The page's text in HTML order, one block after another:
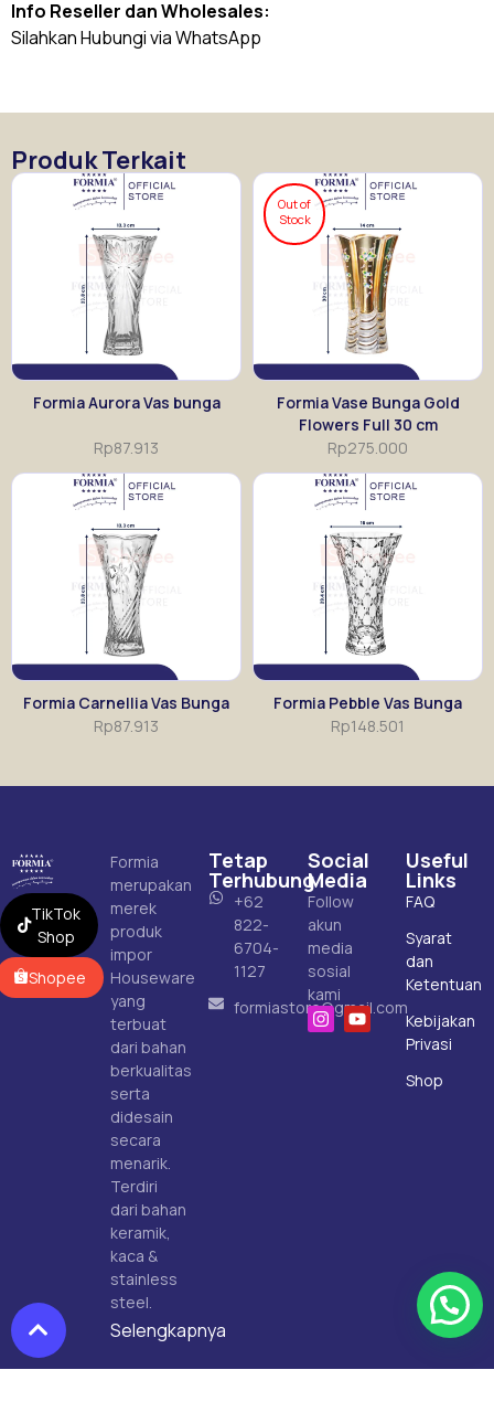
Info Reseller dan Wholesales:
Silahkan Hubungi via WhatsApp
Produk Terkait
Formia Aurora Vas bunga
Rp87.913
Out of
Stock
Formia Vase Bunga Gold
Flowers Full 30 cm
Rp275.000
Formia Carnellia Vas Bunga
Rp87.913
Formia Pebble Vas Bunga
Rp148.501
TikTok
Shop
Shopee
Formia
merupakan
merek
produk
impor
Houseware
yang
terbuat
dari bahan
berkualitas
serta
didesain
secara
menarik.
Terdiri
dari bahan
keramik,
kaca &
stainless
steel.
Selengkapnya
Tetap
Terhubung
+62
822-
6704-
1127
formiastore@gmail.com
Social
Media
Follow
akun
media
sosial
kami
Useful
Links
FAQ
Syarat
dan
Ketentuan
Kebijakan
Privasi
Shop